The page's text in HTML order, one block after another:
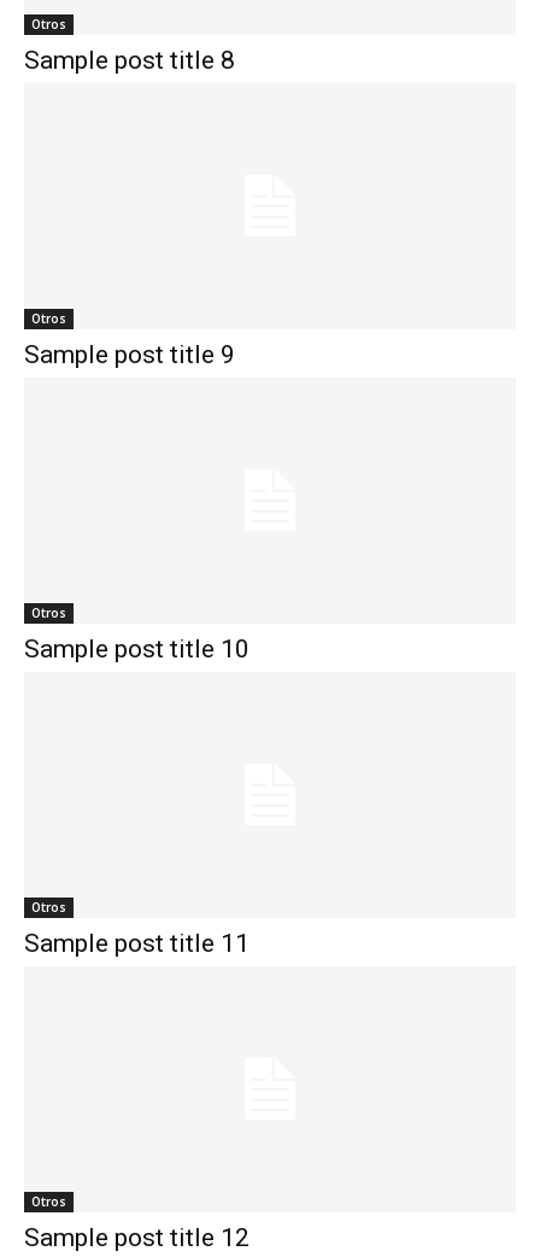
Otros
Sample post title 8
Otros
Sample post title 9
Otros
Sample post title 10
Otros
Sample post title 11
Otros
Sample post title 12